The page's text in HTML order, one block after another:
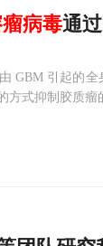
瘤病毒通
GBM 引起的
式抑制胶质瘤